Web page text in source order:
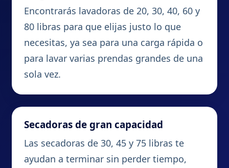
Encontrarás lavadoras de 20, 30, 40, 60 y
80 libras para que elijas justo lo que
necesitas, ya sea para una carga rápida o
para lavar varias prendas grandes de una
sola vez.
Secadoras de gran capacidad
Las secadoras de 30, 45 y 75 libras te
ayudan a terminar sin perder tiempo,